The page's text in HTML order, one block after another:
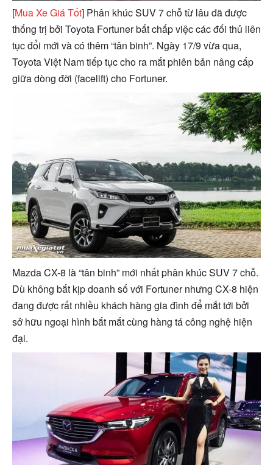
[Mua Xe Giá Tốt] Phân khúc SUV 7 chỗ từ lâu đã được
thống trị bởi Toyota Fortuner bất chấp việc các đối thủ liên
tục đổi mới và có thêm “tân binh”. Ngày 17/9 vừa qua,
Toyota Việt Nam tiếp tục cho ra mắt phiên bản nâng cấp
giữa dòng đời (facelift) cho Fortuner.
Mazda CX-8 là “tân binh” mới nhất phân khúc SUV 7 chỗ.
Dù không bắt kịp doanh số với Fortuner nhưng CX-8 hiện
đang được rất nhiều khách hàng gia đình để mắt tới bởi
sở hữu ngoại hình bắt mắt cùng hàng tá công nghệ hiện
đại.